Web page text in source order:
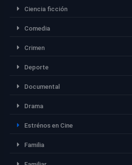
Ciencia ficción
Comedia
Crimen
Deporte
Documental
Drama
Estrénos en Cine
Familia